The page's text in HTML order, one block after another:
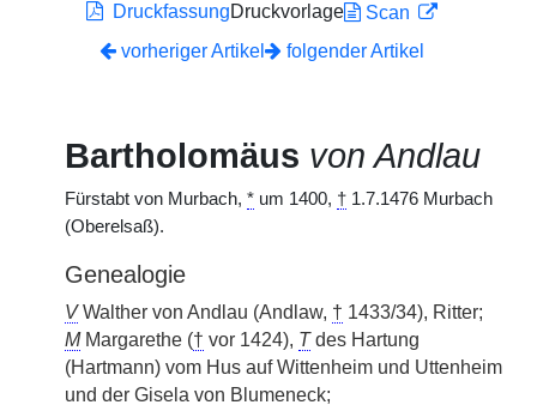
DruckfassungDruckvorlage
Scan
vorheriger Artikel
folgender Artikel
Bartholomäus von Andlau
Fürstabt von Murbach, * um 1400, † 1.7.1476 Murbach
(Oberelsaß).
Genealogie
VWalther von Andlau (Andlaw, † 1433/34), Ritter;
MMargarethe († vor 1424), Tdes Hartung
(Hartmann) vom Hus auf Wittenheim und Uttenheim
und der Gisela von Blumeneck;